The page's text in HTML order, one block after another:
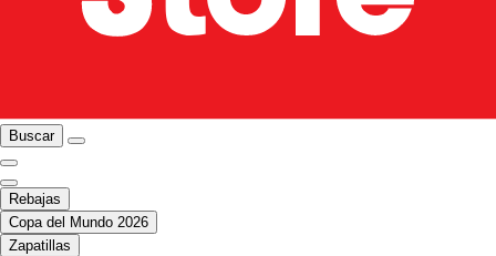
Buscar
Rebajas
Copa del Mundo 2026
Zapatillas